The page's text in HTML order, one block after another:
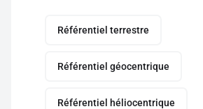
Référentiel terrestre
Référentiel géocentrique
Référentiel héliocentrique